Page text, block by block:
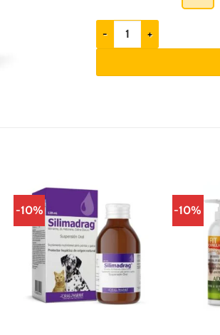
Cani-Tabs Daily Multi
-10% -10%